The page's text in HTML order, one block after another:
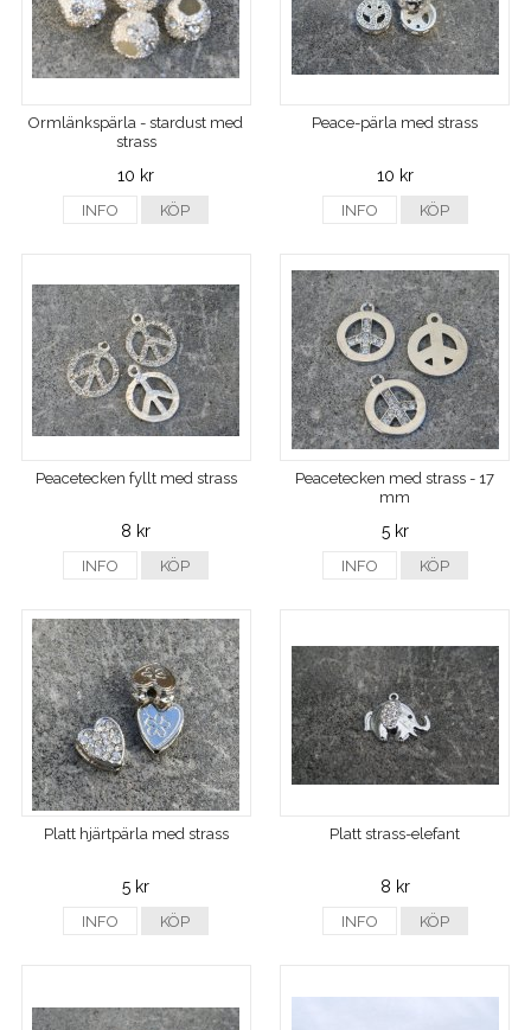
Ormlänkspärla - stardust med
strass
10 kr
INFO KÖP
Peace-pärla med strass
10 kr
INFO KÖP
Peacetecken fyllt med strass
8 kr
INFO KÖP
Peacetecken med strass - 17
mm
5 kr
INFO KÖP
Platt hjärtpärla med strass
5 kr
INFO KÖP
Platt strass-elefant
8 kr
INFO KÖP